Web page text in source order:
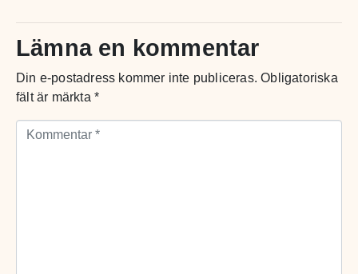
Lämna en kommentar
Din e-postadress kommer inte publiceras. Obligatoriska
fält är märkta *
Kommentar *